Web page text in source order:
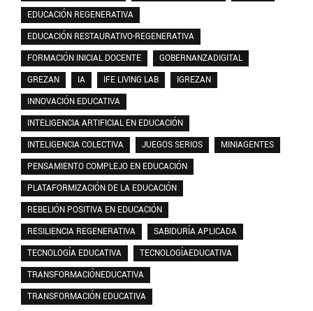
EDUCACIÓN REGENERATIVA
EDUCACIÓN RESTAURATIVO-REGENERATIVA
FORMACIÓN INICIAL DOCENTE
GOBERNANZADIGITAL
GREZAN
IA IFE LIVING LAB
IGREZAN
INNOVACIÓN EDUCATIVA
INTELIGENCIA ARTIFICIAL EN EDUCACIÓN
INTELIGENCIA COLECTIVA
JUEGOS SERIOS
MINIAGENTES
PENSAMIENTO COMPLEJO EN EDUCACIÓN
PLATAFORMIZACIÓN DE LA EDUCACIÓN
REBELIÓN POSITIVA EN EDUCACIÓN
RESILIENCIA REGENERATIVA
SABIDURÍA APLICADA
TECNOLOGÍA EDUCATIVA
TECNOLOGÍAEDUCATIVA
TRANSFORMACIÓNEDUCATIVA
TRANSFORMACIÓN EDUCATIVA